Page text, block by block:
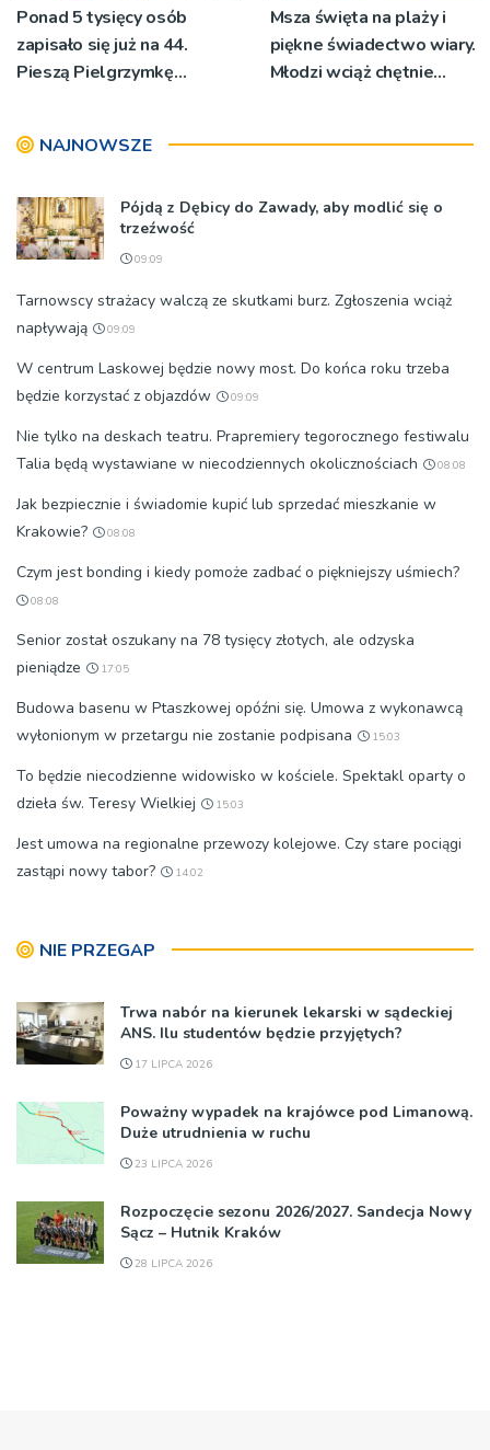
Ponad 5 tysięcy osób
zapisało się już na 44.
Pieszą Pielgrzymkę
Msza święta na plaży i
piękne świadectwo wiary.
Młodzi wciąż chętnie
NAJNOWSZE
Pójdą z Dębicy do Zawady, aby modlić się o
trzeźwość
09:09
Tarnowscy strażacy walczą ze skutkami burz. Zgłoszenia wciąż
napływają
09:09
W centrum Laskowej będzie nowy most. Do końca roku trzeba
będzie korzystać z objazdów
09:09
Nie tylko na deskach teatru. Prapremiery tegorocznego festiwalu
Talia będą wystawiane w niecodziennych okolicznościach
08:08
Jak bezpiecznie i świadomie kupić lub sprzedać mieszkanie w
Krakowie?
08:08
Czym jest bonding i kiedy pomoże zadbać o piękniejszy uśmiech?
08:08
Senior został oszukany na 78 tysięcy złotych, ale odzyska
pieniądze
17:05
Budowa basenu w Ptaszkowej opóźni się. Umowa z wykonawcą
wyłonionym w przetargu nie zostanie podpisana
15:03
To będzie niecodzienne widowisko w kościele. Spektakl oparty o
dzieła św. Teresy Wielkiej
15:03
Jest umowa na regionalne przewozy kolejowe. Czy stare pociągi
zastąpi nowy tabor?
14:02
NIE PRZEGAP
Trwa nabór na kierunek lekarski w sądeckiej
ANS. Ilu studentów będzie przyjętych?
17 LIPCA 2026
Poważny wypadek na krajówce pod Limanową.
Duże utrudnienia w ruchu
23 LIPCA 2026
Rozpoczęcie sezonu 2026/2027. Sandecja Nowy
Sącz – Hutnik Kraków
28 LIPCA 2026